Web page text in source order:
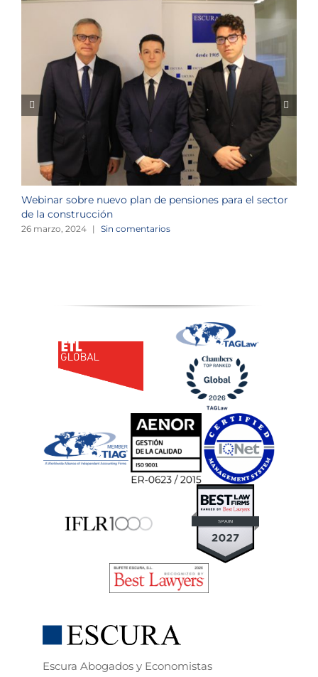
Webinar sobre nuevo plan de pensiones para el sector
de la construcción
26 marzo, 2024 | Sin comentarios
Escura Abogados y Economistas